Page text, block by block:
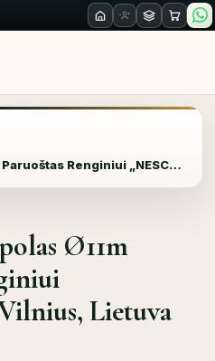
Geodezinis Kupolas Ø11m Paruoštas Renginiui „NESCAFÉ“ | Vilnius, Lietuva
Ø11m
Lietuva